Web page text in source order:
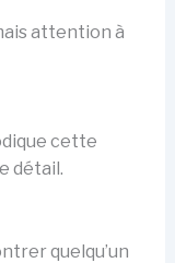
attention à
cette
détail.
quelqu’un